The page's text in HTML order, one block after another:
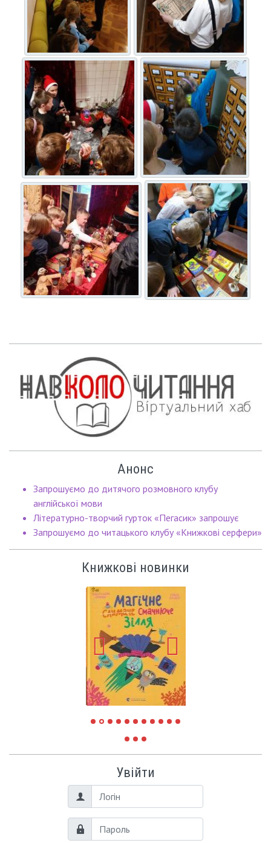
Анонс
Запрошуємо до дитячого розмовного клубу
англійської мови
Літературно-творчий гурток «Пегасик» запрошує
Запрошуємо до читацького клубу «Книжкові серфери»
Книжкові новинки
Увійти
Логін
Пароль